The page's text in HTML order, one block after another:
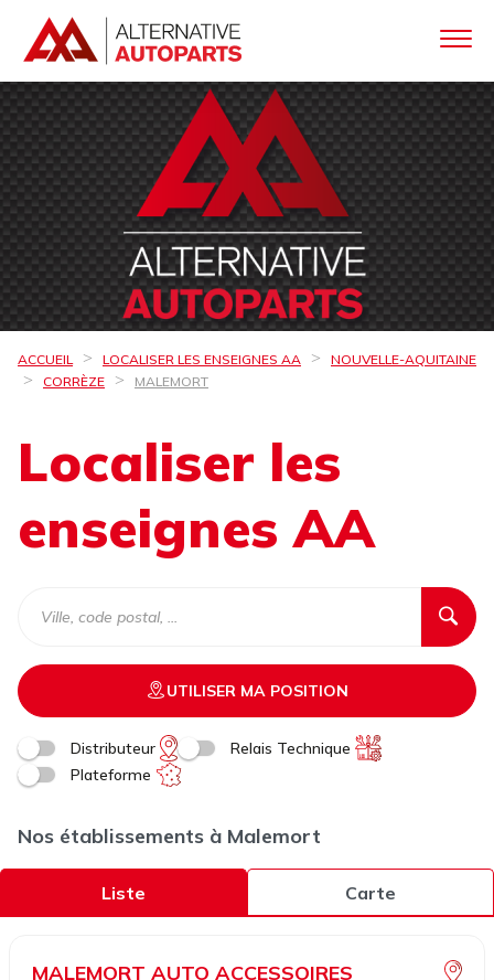
ACCUEIL LOCALISER LES ENSEIGNES AA
NOUVELLE-AQUITAINE
CORRÈZE
MALEMORT
Localiser les
enseignes AA
UTILISER MA POSITION
Distributeur
Relais Technique
Plateforme
Nos établissements à Malemort
Liste Carte
MALEMORT AUTO ACCESSOIRES